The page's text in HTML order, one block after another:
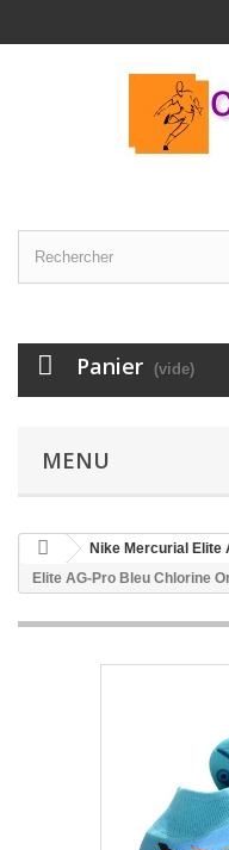
Panier (vide)
MENU
Nike Mercurial Elite
Elite AG-Pro Bleu Chlorine